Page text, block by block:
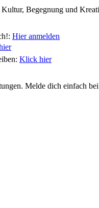
Begegnung und
Hier anmelden
Klick hier
Melde dich einfach